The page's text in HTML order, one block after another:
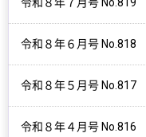
令和８年６月号 No.818
令和８年５月号 No.817
令和８年４月号 No.816